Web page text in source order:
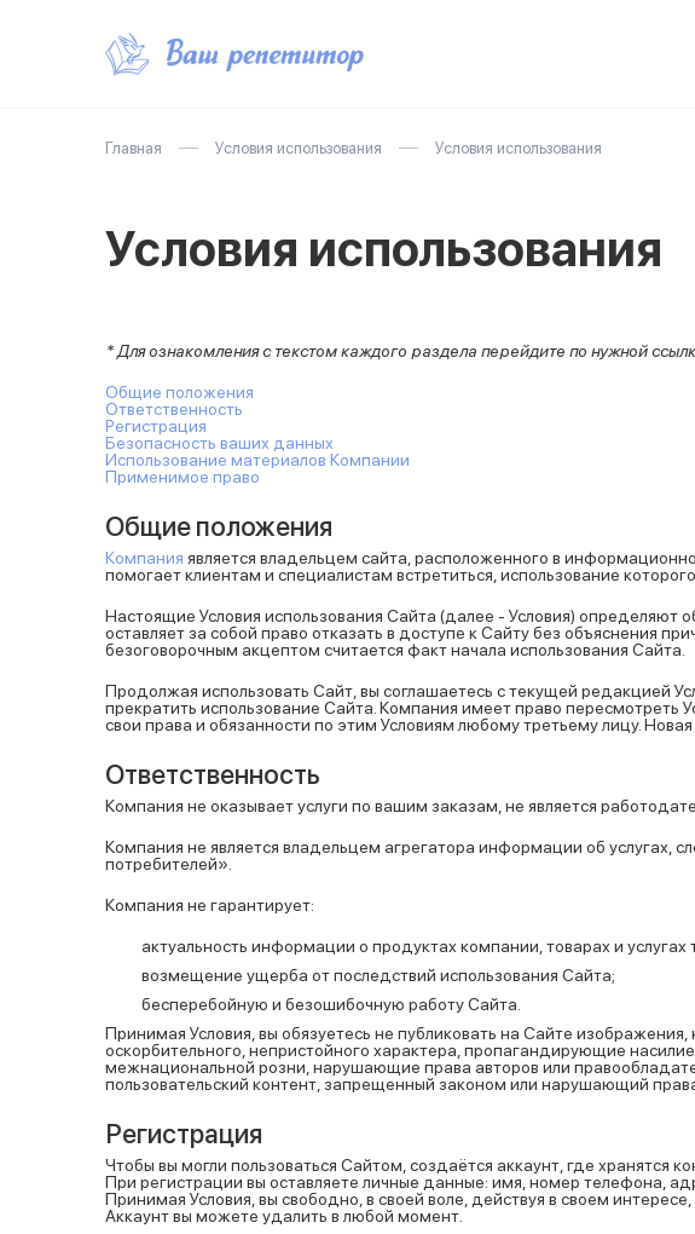
Главная Условия использования Условия использования
Условия использования
* Для ознакомления с текстом каждого раздела перейдите по нужной
Общие положения
Ответственность
Регистрация
Безопасность ваших данных
Использование материалов Компании
Применимое право
Общие положения
Компания является владельцем сайта, расположенного в
помогает клиентам и специалистам встретиться, использование
Настоящие Условия использования Сайта (далее - Условия)
оставляет за собой право отказать в доступе к Сайту без объяснения
безоговорочным акцептом считается факт начала использования Сайта.
Продолжая использовать Сайт, вы соглашаетесь с текущей редакцией
прекратить использование Сайта. Компания имеет право пересмотреть
свои права и обязанности по этим Условиям любому третьему лицу.
Ответственность
Компания не оказывает услуги по вашим заказам, не является
Компания не является владельцем агрегатора информации об услугах,
потребителей».
Компания не гарантирует:
актуальность информации о продуктах компании, товарах и услугах
возмещение ущерба от последствий использования Сайта;
бесперебойную и безошибочную работу Сайта.
Принимая Условия, вы обязуетесь не публиковать на Сайте
оскорбительного, непристойного характера, пропагандирующие
межнациональной розни, нарушающие права авторов или
пользовательский контент, запрещенный законом или нарушающий
Регистрация
Чтобы вы могли пользоваться Сайтом, создаётся аккаунт, где хранятся
При регистрации вы оставляете личные данные: имя, номер телефона,
Принимая Условия, вы свободно, в своей воле, действуя в своем
Аккаунт вы можете удалить в любой момент.